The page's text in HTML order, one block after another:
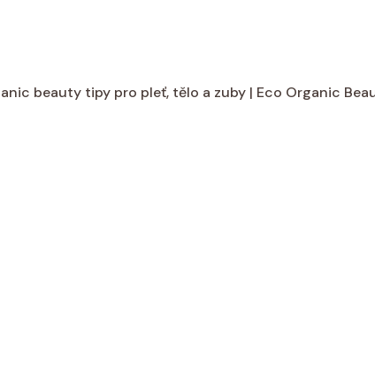
beauty tipy pro pleť, tělo a zuby | Eco Organic